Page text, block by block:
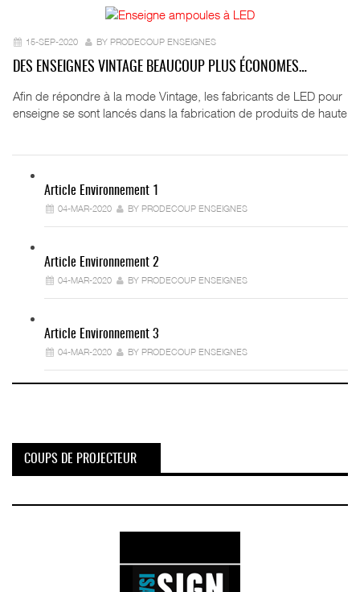
15-SEP-2020 BY PRODECOUP ENSEIGNES
DES ENSEIGNES VINTAGE BEAUCOUP PLUS ÉCONOMES…
Afin de répondre à la mode Vintage, les fabricants de LED pour
enseigne se sont lancés dans la fabrication de produits de haute
Article Environnement 1
04-MAR-2020 BY PRODECOUP ENSEIGNES
Article Environnement 2
04-MAR-2020 BY PRODECOUP ENSEIGNES
Article Environnement 3
04-MAR-2020 BY PRODECOUP ENSEIGNES
COUPS DE PROJECTEUR